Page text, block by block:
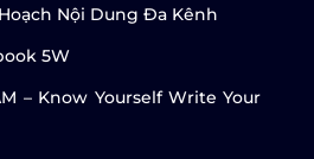
Nội Dung Đa Kênh
5W
– Know Yourself Write Your